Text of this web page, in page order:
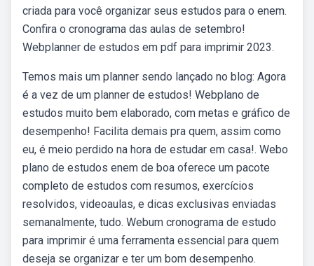
criada para você organizar seus estudos para o enem.
Confira o cronograma das aulas de setembro!
Webplanner de estudos em pdf para imprimir 2023.
Temos mais um planner sendo lançado no blog: Agora
é a vez de um planner de estudos! Webplano de
estudos muito bem elaborado, com metas e gráfico de
desempenho! Facilita demais pra quem, assim como
eu, é meio perdido na hora de estudar em casa!. Webo
plano de estudos enem de boa oferece um pacote
completo de estudos com resumos, exercícios
resolvidos, videoaulas, e dicas exclusivas enviadas
semanalmente, tudo. Webum cronograma de estudo
para imprimir é uma ferramenta essencial para quem
deseja se organizar e ter um bom desempenho.